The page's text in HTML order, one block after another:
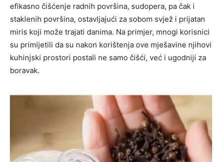
efikasno čišćenje radnih površina, sudopera, pa čak i
staklenih površina, ostavljajući za sobom svjež i prijatan
miris koji može trajati danima. Na primjer, mnogi korisnici
su primijetili da su nakon korištenja ove mješavine njihovi
kuhinjski prostori postali ne samo čišći, već i ugodniji za
boravak.